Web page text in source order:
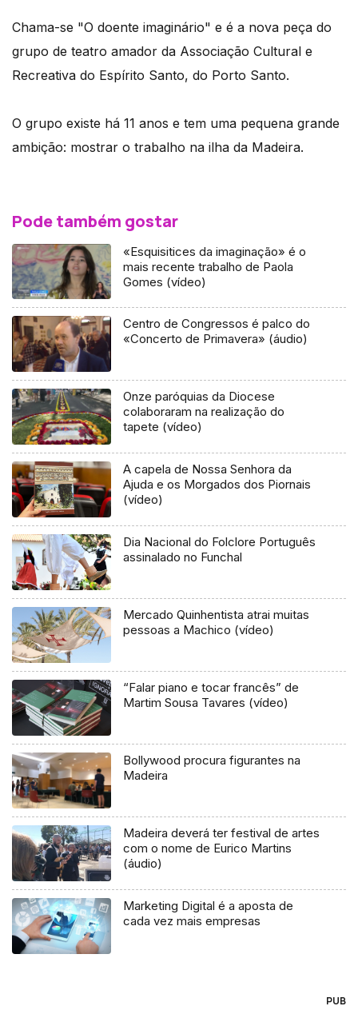
Chama-se "O doente imaginário" e é a nova peça do
grupo de teatro amador da Associação Cultural e
Recreativa do Espírito Santo, do Porto Santo.
O grupo existe há 11 anos e tem uma pequena grande
ambição: mostrar o trabalho na ilha da Madeira.
Pode também gostar
«Esquisitices da imaginação» é o
mais recente trabalho de Paola
Gomes (vídeo)
Centro de Congressos é palco do
«Concerto de Primavera» (áudio)
Onze paróquias da Diocese
colaboraram na realização do
tapete (vídeo)
A capela de Nossa Senhora da
Ajuda e os Morgados dos Piornais
(vídeo)
Dia Nacional do Folclore Português
assinalado no Funchal
Mercado Quinhentista atrai muitas
pessoas a Machico (vídeo)
“Falar piano e tocar francês” de
Martim Sousa Tavares (vídeo)
Bollywood procura figurantes na
Madeira
Madeira deverá ter festival de artes
com o nome de Eurico Martins
(áudio)
Marketing Digital é a aposta de
cada vez mais empresas
PUB